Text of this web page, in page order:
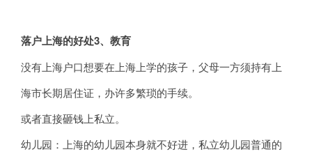
落户上海的好处3、教育
没有上海户口想要在上海上学的孩子，父母一方须持有上
海市长期居住证，办许多繁琐的手续。
或者直接砸钱上私立。
幼儿园：上海的幼儿园本身就不好进，私立幼儿园普通的